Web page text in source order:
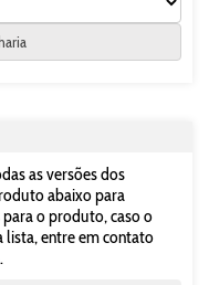
as versões dos
abaixo para
o produto, caso o
lista, entre em contato
.